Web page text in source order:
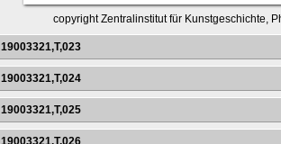
copyright Zentralinstitut für Kunstgeschichte,
19003321,T,023
19003321,T,024
19003321,T,025